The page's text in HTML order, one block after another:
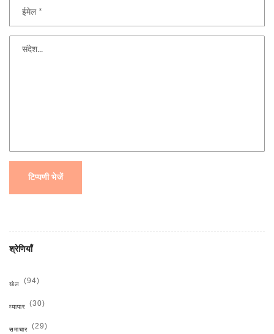
टिप्पणी भेजें
श्रेणियाँ
खेल (94)
व्यापार (30)
समाचार (29)